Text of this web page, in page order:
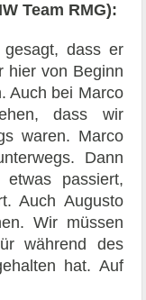
Team RMG):
dass er
hier von Beginn
Auch bei Marco
dass wir
waren. Marco
Dann
passiert,
Auch Augusto
Wir müssen
während des
hat. Auf